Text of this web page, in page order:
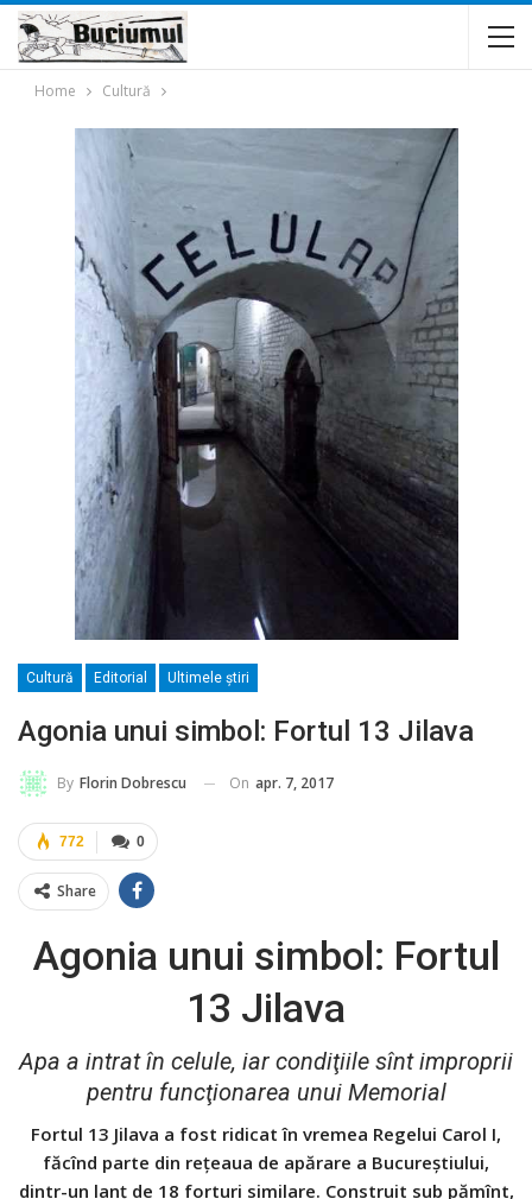
Home Cultură
Cultură Editorial Ultimele ştiri
Agonia unui simbol: Fortul 13 Jilava
By Florin Dobrescu On apr. 7, 2017
0
772
Share
Agonia unui simbol: Fortul
13 Jilava
Apa a intrat în celule, iar condiţiile sînt improprii
pentru funcţionarea unui Memorial
Fortul 13 Jilava a fost ridicat în vremea Regelui Carol I,
făcînd parte din rețeaua de apărare a Bucureștiului,
dintr-un lanț de 18 forturi similare. Construit sub pămînt,